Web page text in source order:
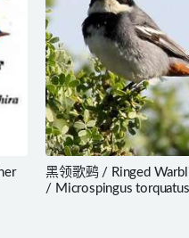
黑领歌鹀 / Ringed
/ Microspingus torquatus